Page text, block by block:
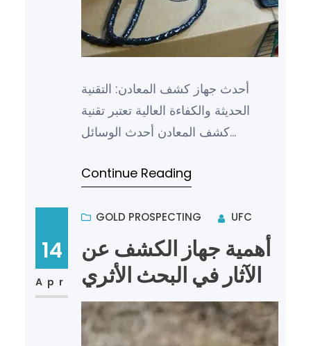
أحدث جهاز كشف المعادن: التقنية
الحديثة والكفاءة العالية تعتبر تقنية
كشف المعادن أحدث الوسائل
Continue Reading
14
Apr
GOLD PROSPECTING UFC
أهمية جهاز الكشف عن
الآثار في البحث الأثري